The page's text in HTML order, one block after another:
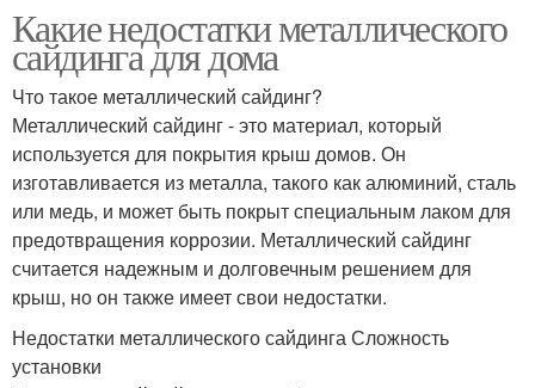
Какие недостатки металлического
сайдинга для дома
Что такое металлический сайдинг?
Металлический сайдинг - это материал, который
используется для покрытия крыш домов. Он
изготавливается из металла, такого как алюминий, сталь
или медь, и может быть покрыт специальным лаком для
предотвращения коррозии. Металлический сайдинг
считается надежным и долговечным решением для
крыш, но он также имеет свои недостатки.
Недостатки металлического сайдинга Сложность
установки